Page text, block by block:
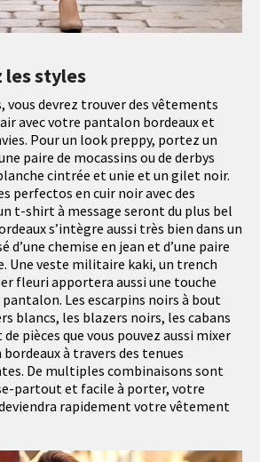
les styles
vous devrez trouver des vêtements
avec votre pantalon bordeaux et
Pour un look preppy, portez un
paire de mocassins ou de derbys
cintrée et unie et un gilet noir.
perfectos en cuir noir avec des
t-shirt à message seront du plus bel
s’intègre aussi très bien dans un
d’une chemise en jean et d’une paire
Une veste militaire kaki, un trench
fleuri apportera aussi une touche
Les escarpins noirs à bout
blancs, les blazers noirs, les cabans
pièces que vous pouvez aussi mixer
à travers des tenues
De multiples combinaisons sont
partout et facile à porter, votre
rapidement votre vêtement